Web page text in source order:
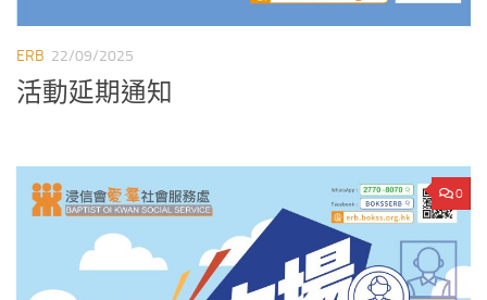
ERB 22/09/2025
活動延期通知
0